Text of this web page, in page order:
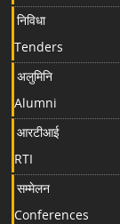
निविधा
Tenders
अलुमिनि
Alumni
आरटीआई
RTI
सम्मेलन
Conferences